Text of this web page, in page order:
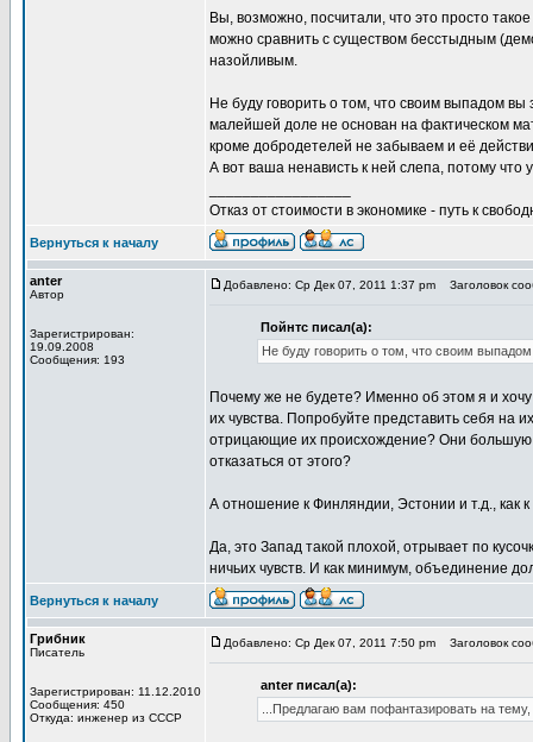
Вы, возможно, посчитали, что это просто
можно сравнить с существом бесстыдным
назойливым.
Не буду говорить о том, что своим выпадом
малейшей доле не основан на фактическом
кроме добродетелей не забываем и её
А вот ваша ненависть к ней слепа, потому
Отказ от стоимости в экономике - путь к
Вернуться к началу
anter
Автор
Зарегистрирован:
19.09.2008
Сообщения: 193
Добавлено: Ср Дек 07, 2011 1:37 pm Заголовок
Пойнтс писал(а):
Не буду говорить о том, что своим
Почему же не будете? Именно об этом я и
их чувства. Попробуйте представить себя на
отрицающие их происхождение? Они большую
отказаться от этого?
А отношение к Финляндии, Эстонии и т.д., как
Да, это Запад такой плохой, отрывает по
ничьих чувств. И как минимум, объединение
Вернуться к началу
Грибник
Писатель
Зарегистрирован: 11.12.2010
Сообщения: 450
Откуда: инженер из СССР
Добавлено: Ср Дек 07, 2011 7:50 pm Заголовок
anter писал(а):
...Предлагаю вам пофантазировать на